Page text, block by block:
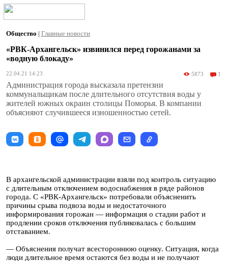
Общество | Главные новости
«РВК-Архангельск» извинился перед горожанами за
«водную блокаду»
22.04.21 14:23 5873 1
Администрация города высказала претензии
коммунальщикам после длительного отсутствия воды у
жителей южных окраин столицы Поморья. В компании
объясняют случившееся изношенностью сетей.
В архангельской администрации взяли под контроль ситуацию
с длительным отключением водоснабжения в ряде районов
города. С «РВК-Архангельск» потребовали объясненить
причины срыва подвоза воды и недостаточного
информирования горожан — информация о стадии работ и
продлении сроков отключения публиковалась с большим
отставанием.
— Объяснения получат всестороннюю оценку. Ситуация, когда
люди длительное время остаются без воды и не получают